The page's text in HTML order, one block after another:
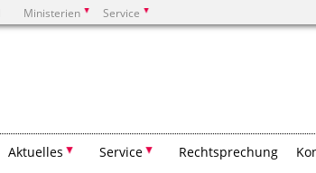
Ministerien Service
Aktuelles Service Rechtsprechung